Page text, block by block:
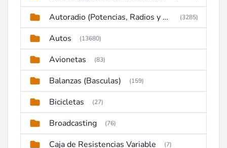
Autoradio (Potencias, Radios y DVD) (3285)
Autos (13680)
Avionetas (83)
Balanzas (Basculas) (159)
Bicicletas (27)
Broadcasting (76)
Caja de Resistencias Variable (7)